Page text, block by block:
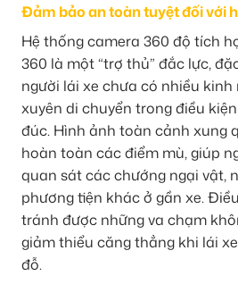
Đảm bảo an toàn tuyệt đối với
Hệ thống camera 360 độ tích
360 là một “trợ thủ” đắc lực,
người lái xe chưa có nhiều
xuyên di chuyển trong điều
đúc. Hình ảnh toàn cảnh xung
hoàn toàn các điểm mù, giúp
quan sát các chướng ngại vật,
phương tiện khác ở gần xe.
tránh được những va chạm
giảm thiểu căng thẳng khi lái
đỗ.